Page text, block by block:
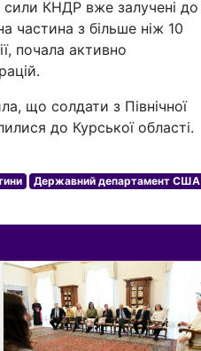
КНДР вже залучені до
частина з більше ніж 10
почала активно
що солдати з Північної
до Курської області.
Державний департамент США